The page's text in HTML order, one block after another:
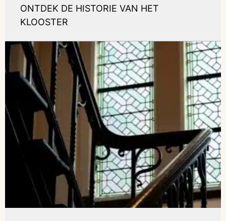
ONTDEK DE HISTORIE VAN HET
KLOOSTER